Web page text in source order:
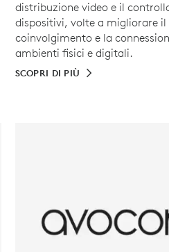
distribuzione video e il
dispositivi, volte a migliorare il
coinvolgimento e la
ambienti fisici e digitali.
SCOPRI DI PIÙ